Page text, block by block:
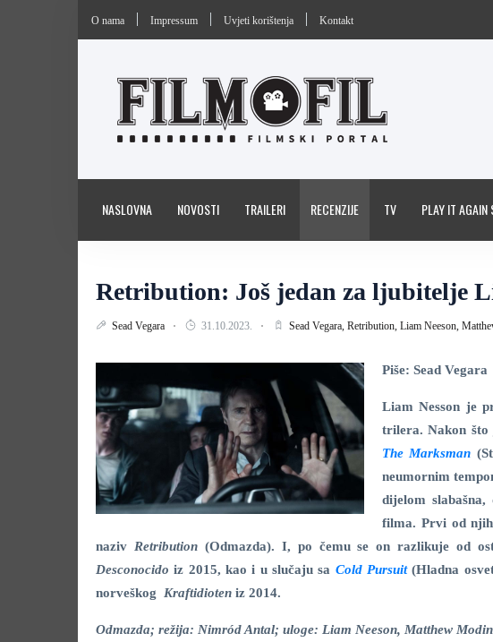
O nama Impressum Uvjeti korištenja Kontakt
NASLOVNA NOVOSTI TRAILERI RECENZIJE TV PLAY IT AGAIN
Retribution: Još jedan za ljubitelje
Sead Vegara 31.10.2023. Sead Vegara, Retribution, Liam Neeson,
Piše: Sead Vegara
Liam Nesson je
trilera. Nakon što
The Marksman
neumornim
dijelom
filma. Prvi od
naziv Retribution (Odmazda). I, po čemu se on razlikuje od
Desconocido iz 2015, kao i u slučaju sa Cold Pursuit (Hladna
norveškog Kraftidioten iz 2014.
Odmazda; režija: Nimród Antal; uloge: Liam Neeson, Matthew